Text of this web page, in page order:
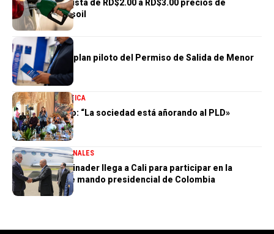
Gobierno reajusta de RD$2.00 a RD$3.00 precios de
gasolinas y gasoil
NACIONALES
DGM concluye plan piloto del Permiso de Salida de Menor
100 % Digital
NACIONALESPOLÍTICA
Zoraima Cuello: “La sociedad está añorando al PLD»
DESTACADANACIONALES
Presidente Abinader llega a Cali para participar en la
transmisión de mando presidencial de Colombia